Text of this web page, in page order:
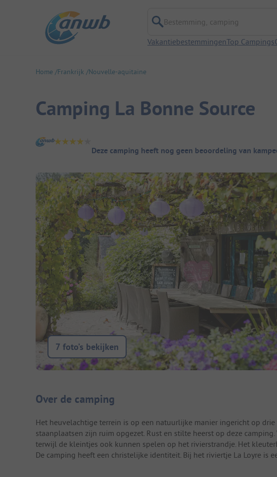
Bestemming, camping
VakantiebestemmingenTop Campings
Home Frankrijk Nouvelle-aquitaine
Camping La Bonne Source
Camping overzicht
Deze camping heeft nog geen beoordeling van
7 foto’s bekijken
Camping introductie
Over de camping
Het heuvelachtige terrein is op een natuurlijke manier ingericht op drie
staanplaatsen zijn ruim opgezet. Rust en stilte heerst op deze
terwijl de kleintjes ook kunnen spelen op het rivierstrandje. Het
De camping heeft een christelijke identiteit. Bij het riviertje La Loyre is